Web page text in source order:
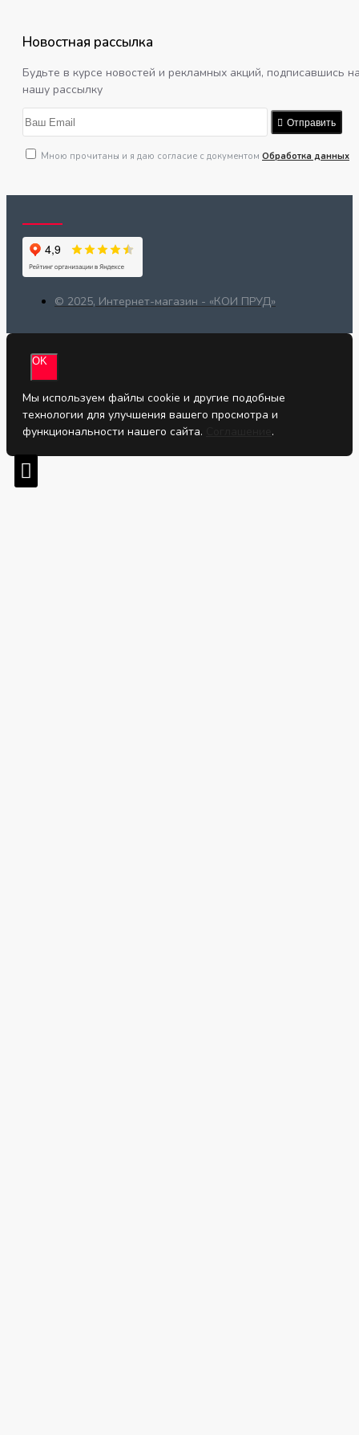
Новостная рассылка
Будьте в курсе новостей и рекламных акций, подписавшись
нашу рассылку
Отправить
Мною прочитаны и я даю согласие с документом Обработка данных
© 2025, Интернет-магазин - «КОИ ПРУД»
OK
Мы используем файлы cookie и другие подобные
технологии для улучшения вашего просмотра и
функциональности нашего сайта.
.